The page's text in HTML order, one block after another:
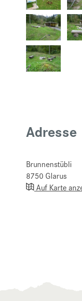
Adresse
Brunnenstübli
8750 Glarus
Auf Karte